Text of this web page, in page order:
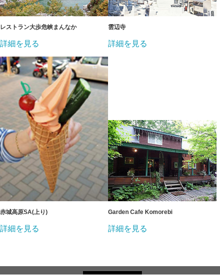
レストラン大歩危峡まんなか
詳細を見る
雲辺寺
詳細を見る
赤城高原SA(上り)
詳細を見る
Garden Cafe Komorebi
詳細を見る